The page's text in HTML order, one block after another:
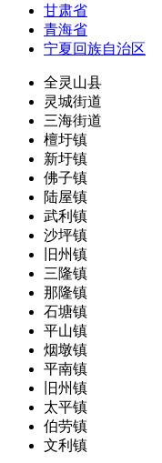
甘肃省
青海省
宁夏回族自治区
全灵山县
灵城街道
三海街道
檀圩镇
新圩镇
佛子镇
陆屋镇
武利镇
沙坪镇
旧州镇
三隆镇
那隆镇
石塘镇
平山镇
烟墩镇
平南镇
旧州镇
太平镇
伯劳镇
文利镇